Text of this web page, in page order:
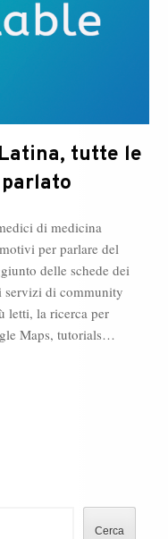
tutte le
di medicina
per parlare del
delle schede dei
servizi di community
letti, la ricerca per
Maps, tutorials…
Cerca